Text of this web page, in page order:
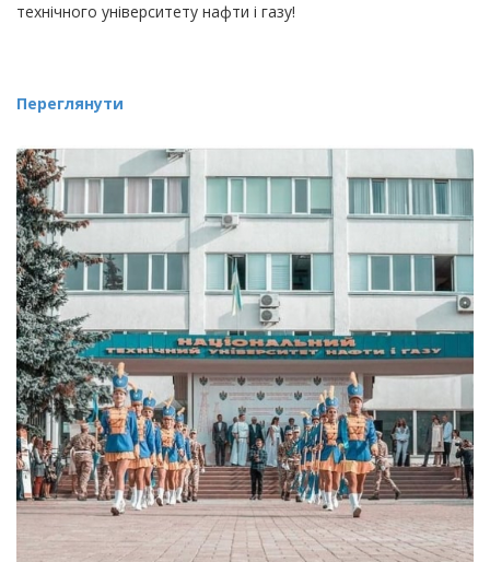
технічного університету нафти і газу!
Переглянути